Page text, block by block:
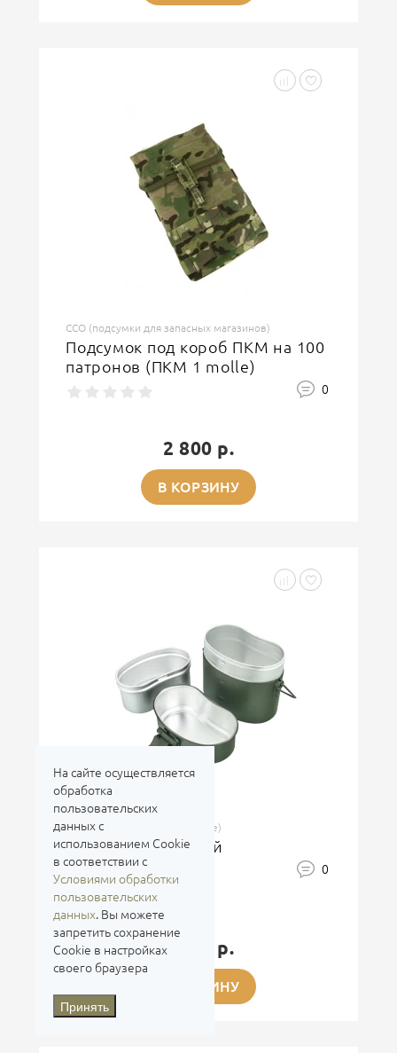
ССО (подсумки для запасных магазинов)
Подсумок под короб ПКМ на 100
патронов (ПКМ 1 molle)
0
2 800 р.
В КОРЗИНУ
Россия (бивачное снаряжение)
Котелок армейский
0
1 200 р.
В КОРЗИНУ
На сайте осуществляется
обработка
пользовательских
данных с
использованием Cookie
в соответствии с
Условиями обработки
пользовательских
данных. Вы можете
запретить сохранение
Cookie в настройках
своего браузера
Принять